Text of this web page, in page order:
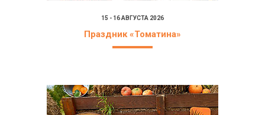
15 - 16 АВГУСТА 2026
Праздник «Томатина»